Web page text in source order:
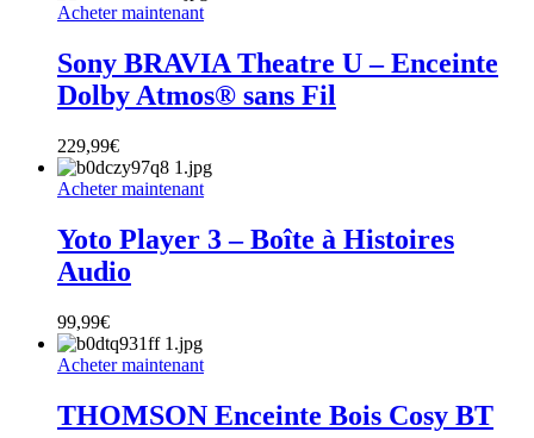
Acheter maintenant
Sony BRAVIA Theatre U – Enceinte
Dolby Atmos® sans Fil
229,99€
Acheter maintenant
Yoto Player 3 – Boîte à Histoires
Audio
99,99€
Acheter maintenant
THOMSON Enceinte Bois Cosy BT